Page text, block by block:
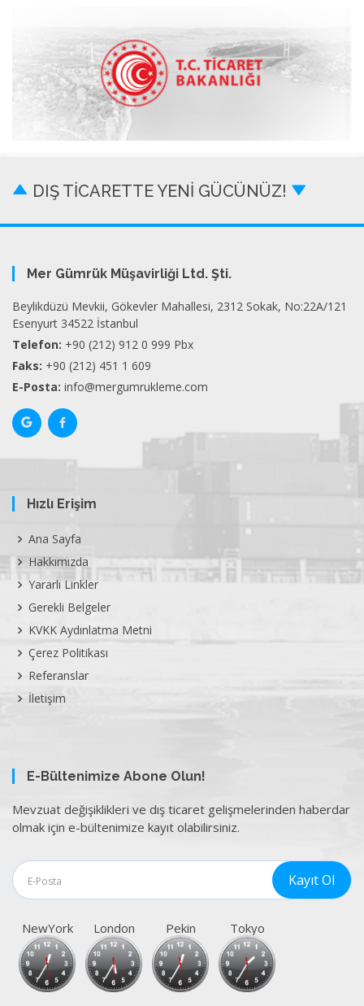
DIŞ TİCARETTE YENİ GÜCÜNÜZ!
Mer Gümrük Müşavirliği Ltd. Şti.
Beylikdüzü Mevkii, Gökevler Mahallesi, 2312 Sokak, No:22A/121
Esenyurt 34522 İstanbul
Telefon: +90 (212) 912 0 999 Pbx
Faks: +90 (212) 451 1 609
E-Posta: info@mergumrukleme.com
Hızlı Erişim
Ana Sayfa
Hakkımızda
Yararlı Linkler
Gerekli Belgeler
KVKK Aydınlatma Metni
Çerez Politikası
Referanslar
İletişim
E-Bültenimize Abone Olun!
Mevzuat değişiklikleri ve dış ticaret gelişmelerinden haberdar
olmak için e-bültenimize kayıt olabilirsiniz.
NewYork London Pekin Tokyo